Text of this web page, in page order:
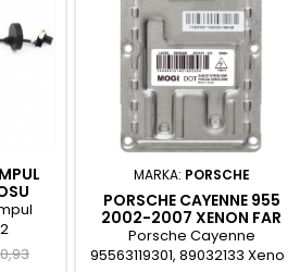
MARKA: PORSCHE
PORSCHE CAYENNE 955
2002-2007 XENON FAR
BEYNI 95563119301
Porsche Cayenne
95563119301, 89032133 Xenon